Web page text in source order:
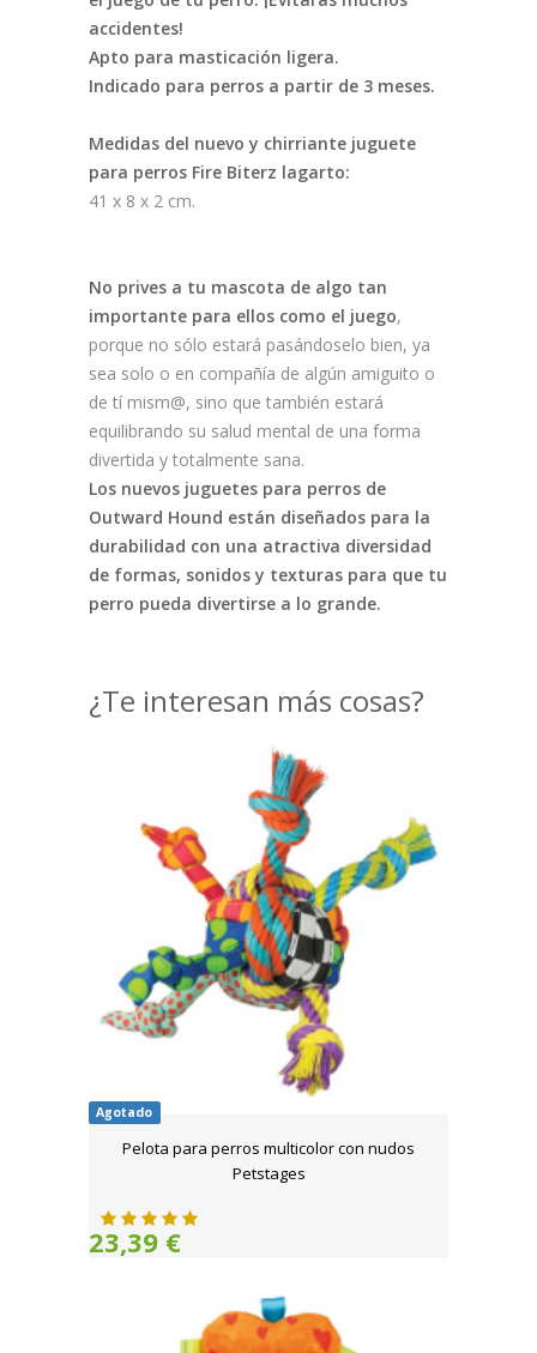
accidentes!
Apto para masticación ligera.
Indicado para perros a partir de 3 meses.
Medidas del nuevo y chirriante juguete
para perros Fire Biterz lagarto:
41 x 8 x 2 cm.
No prives a tu mascota de algo tan
importante para ellos como el juego,
porque no sólo estará pasándoselo bien, ya
sea solo o en compañía de algún amiguito o
de tí mism@, sino que también estará
equilibrando su salud mental de una forma
divertida y totalmente sana.
Los nuevos juguetes para perros de
Outward Hound están diseñados para la
durabilidad con una atractiva diversidad
de formas, sonidos y texturas para que tu
perro pueda divertirse a lo grande.
¿Te interesan más cosas?
Agotado
Pelota para perros multicolor con nudos
Petstages
23,39 €